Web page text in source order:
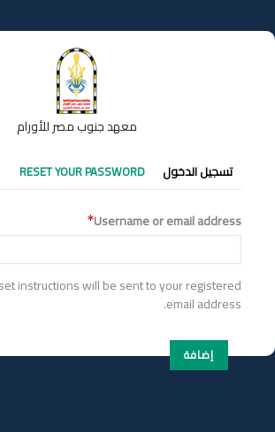
إلى
المحتوى
معهد جنوب مصر للأورام
التبويبات
الأساسية
تسجيل الدخول RESET YOUR PASSWORD
Username or email address
instructions will be sent to your registered
email address.